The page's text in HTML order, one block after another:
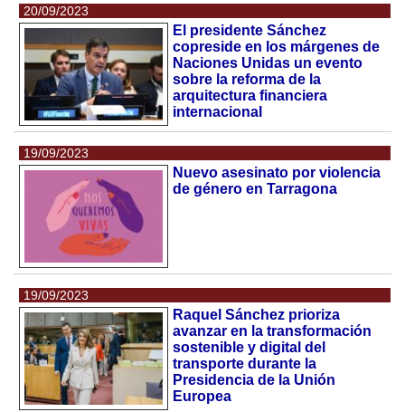
20/09/2023
El presidente Sánchez
copreside en los márgenes de
Naciones Unidas un evento
sobre la reforma de la
arquitectura financiera
internacional
19/09/2023
Nuevo asesinato por violencia
de género en Tarragona
19/09/2023
Raquel Sánchez prioriza
avanzar en la transformación
sostenible y digital del
transporte durante la
Presidencia de la Unión
Europea